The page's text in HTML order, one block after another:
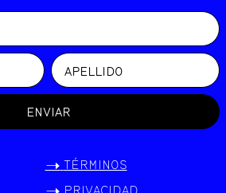
ENVIAR
-> TÉRMINOS
-> PRIVACIDAD